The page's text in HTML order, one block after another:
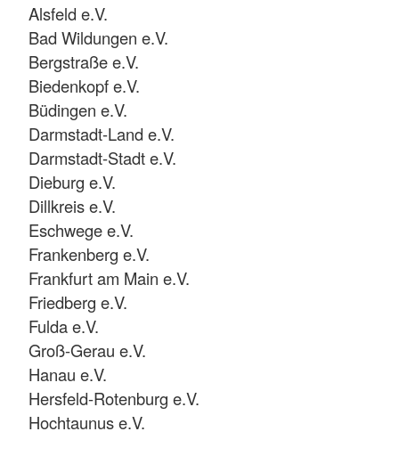
Alsfeld e.V.
Bad Wildungen e.V.
Bergstraße e.V.
Biedenkopf e.V.
Büdingen e.V.
Darmstadt-Land e.V.
Darmstadt-Stadt e.V.
Dieburg e.V.
Dillkreis e.V.
Eschwege e.V.
Frankenberg e.V.
Frankfurt am Main e.V.
Friedberg e.V.
Fulda e.V.
Groß-Gerau e.V.
Hanau e.V.
Hersfeld-Rotenburg e.V.
Hochtaunus e.V.